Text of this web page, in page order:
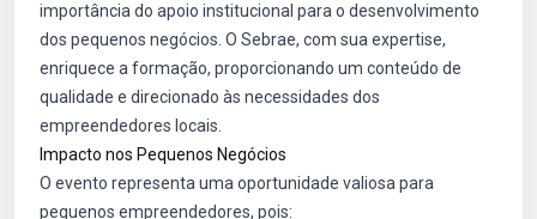
importância do apoio institucional para o desenvolvimento
dos pequenos negócios. O Sebrae, com sua expertise,
enriquece a formação, proporcionando um conteúdo de
qualidade e direcionado às necessidades dos
empreendedores locais.
Impacto nos Pequenos Negócios
O evento representa uma oportunidade valiosa para
pequenos empreendedores, pois: